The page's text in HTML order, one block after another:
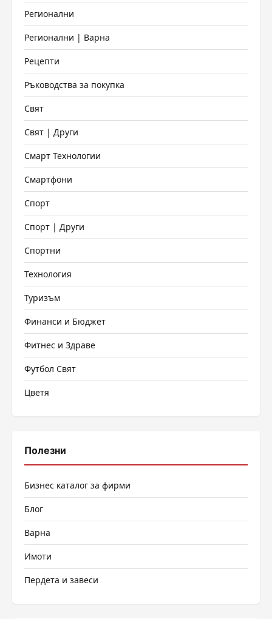
Регионални
Регионални | Варна
Рецепти
Ръководства за покупка
Свят
Свят | Други
Смарт Технологии
Смартфони
Спорт
Спорт | Други
Спортни
Технология
Туризъм
Финанси и Бюджет
Фитнес и Здраве
Футбол Свят
Цветя
Полезни
Бизнес каталог за фирми
Блог
Варна
Имоти
Пердета и завеси